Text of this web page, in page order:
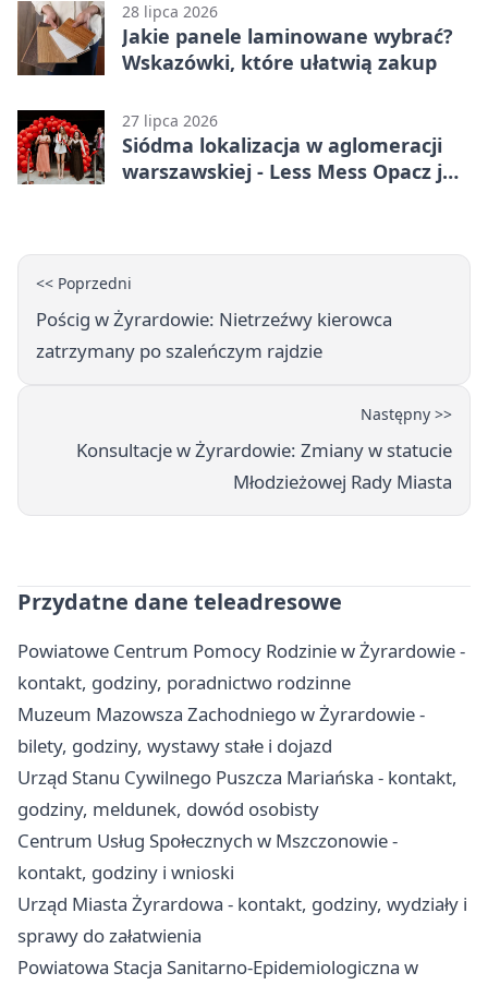
28 lipca 2026
Jakie panele laminowane wybrać?
Wskazówki, które ułatwią zakup
27 lipca 2026
Siódma lokalizacja w aglomeracji
warszawskiej - Less Mess Opacz już
<< Poprzedni
Pościg w Żyrardowie: Nietrzeźwy kierowca
zatrzymany po szaleńczym rajdzie
Następny >>
Konsultacje w Żyrardowie: Zmiany w statucie
Młodzieżowej Rady Miasta
Przydatne dane teleadresowe
Powiatowe Centrum Pomocy Rodzinie w Żyrardowie -
kontakt, godziny, poradnictwo rodzinne
Muzeum Mazowsza Zachodniego w Żyrardowie -
bilety, godziny, wystawy stałe i dojazd
Urząd Stanu Cywilnego Puszcza Mariańska - kontakt,
godziny, meldunek, dowód osobisty
Centrum Usług Społecznych w Mszczonowie -
kontakt, godziny i wnioski
Urząd Miasta Żyrardowa - kontakt, godziny, wydziały i
sprawy do załatwienia
Powiatowa Stacja Sanitarno-Epidemiologiczna w